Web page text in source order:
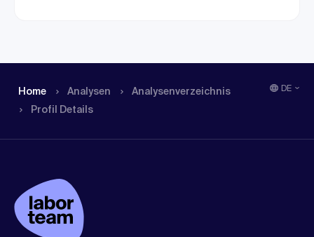
Home Analysen
Analysen­verzeichnis
Profil Details
DE